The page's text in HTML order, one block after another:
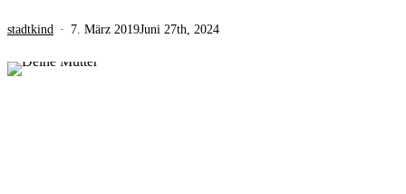
stadtkind 7. März 2019Juni 27th, 2024